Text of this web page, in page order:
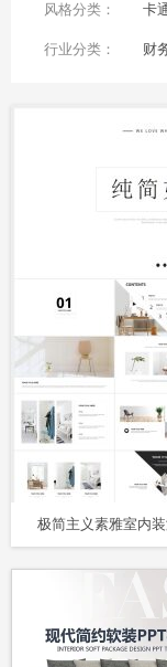
个
风格分类： 卡
行业分类： 财